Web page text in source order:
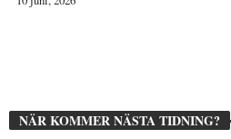
NÄR KOMMER NÄSTA TIDNING?